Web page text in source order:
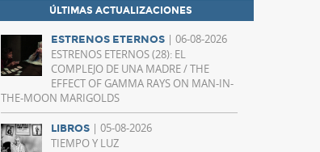
ÚLTIMAS ACTUALIZACIONES
ESTRENOS ETERNOS | 06-08-2026
ESTRENOS ETERNOS (28): EL
COMPLEJO DE UNA MADRE / THE
EFFECT OF GAMMA RAYS ON MAN-IN-
THE-MOON MARIGOLDS
LIBROS | 05-08-2026
TIEMPO Y LUZ